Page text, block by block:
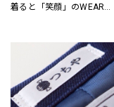
着ると「笑顔」のWEAR